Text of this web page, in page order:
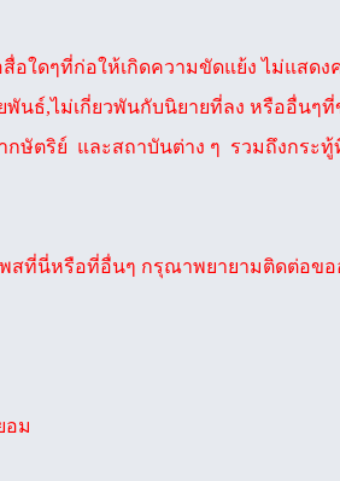
ใดๆที่ก่อให้เกิดความขัดแย้ง ไม่แสดง
พันธ์,ไม่เกี่ยวพันกับนิยายที่ลง หรืออื่น
กษัตริย์ และสถาบันต่าง ๆ รวมถึงกระ
สที่นี่หรือที่อื่นๆ กรุณาพยายามติดต่อขอ
อม